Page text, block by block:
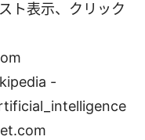
ト表示、クリック
-